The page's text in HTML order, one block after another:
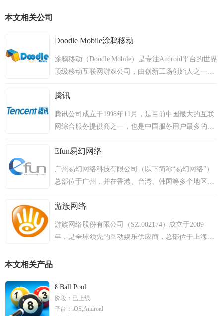
本文相关公司
Doodle Mobile涂鸦移动
涂鸦移动（Doodle Mobile）是专注Android平台的世界
顶级移动互联网游戏公司，由创新工场创始人之一王
级风险投资机构KPCB和创新工场领投的A轮千万美元
融资。目前涂鸦移动在全球155个国家拥有超过五亿
用户，月活跃用户达到8000万，并且以每日百万级别
京和上海都建有研发中心，自主开发和发行第三方的
Racing 3D》、《Powerboat Racing 3D》、《Restaurant
Live》、《Dino Island》、《Hero of Legends》等百余
围，其中有十多款游戏名列欧美主流市场第一名。
腾讯
腾讯公司成立于1998年11月，是目前中国最大的互联
网综合服务提供商之一，也是中国服务用户最多的互
以用户价值为依归的经营理念，始终处于稳健、高速
发展的状态。2004年6月16日，腾讯公司在香港联交
所主板公开上市（股票代号700）。
Efun易幻网络
广州易幻网络科技有限公司（以下简称“易幻网络”）
总部位于广州，并在香港、台湾、韩国等多个地区设
机游戏运营工作，致力打造全球一流的高端手机游戏
发行企业。自成立以来，易幻网络在手机游戏领域中
不停发展，不断努力为玩家提供高品质游戏产品，力
游族网络
游族网络股份有限公司（SZ.002174）成立于2009
年，是全球领先的互动娱乐供应商，总部位于上海，
坚持“研运一体”、“全球化”、“IP驱动”的长期战略，
成功推出了《少年三国志》、《盗墓笔记》、《权力
的游戏：凛冬将至》等多款知名游戏产品。基于领先
本文相关产品
8 Ball Pool
阶段： 已上线
平台： iOS,Android